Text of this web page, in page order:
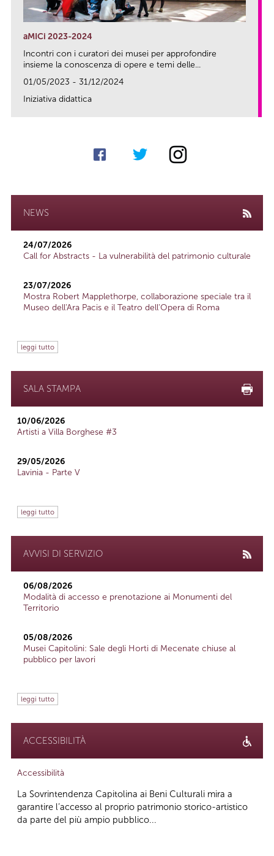
aMICi 2023-2024
Incontri con i curatori dei musei per approfondire
insieme la conoscenza di opere e temi delle...
01/05/2023 - 31/12/2024
Iniziativa didattica
NEWS
24/07/2026
Call for Abstracts - La vulnerabilità del patrimonio culturale
23/07/2026
Mostra Robert Mapplethorpe, collaborazione speciale tra il
Museo dell'Ara Pacis e il Teatro dell'Opera di Roma
leggi tutto
SALA STAMPA
10/06/2026
Artisti a Villa Borghese #3
29/05/2026
Lavinia - Parte V
leggi tutto
AVVISI DI SERVIZIO
06/08/2026
Modalità di accesso e prenotazione ai Monumenti del
Territorio
05/08/2026
Musei Capitolini: Sale degli Horti di Mecenate chiuse al
pubblico per lavori
leggi tutto
ACCESSIBILITÀ
Accessibilità
La Sovrintendenza Capitolina ai Beni Culturali mira a
garantire l’accesso al proprio patrimonio storico-artistico
da parte del più ampio pubblico...